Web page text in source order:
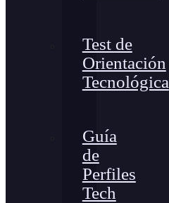
Test de
Orientación
Tecnológica
Guía
de
Perfiles
Tech